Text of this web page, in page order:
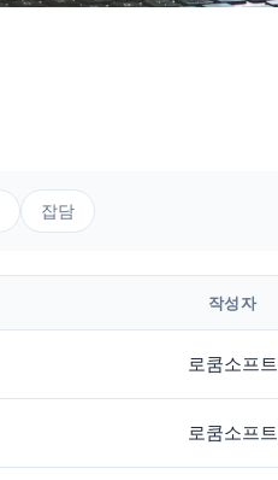
잡담
작성자
로쿰소프트
로쿰소프트